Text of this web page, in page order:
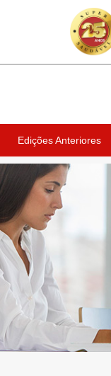
Edições Anteriores